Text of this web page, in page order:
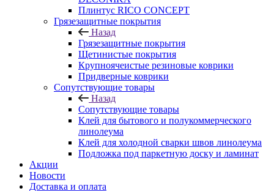
Плинтус RICO CONCEPT
Грязезащитные покрытия
Назад
Грязезащитные покрытия
Щетинистые покрытия
Крупноячеистые резиновые коврики
Придверные коврики
Сопутствующие товары
Назад
Сопутствующие товары
Клей для бытового и полукоммерческого
линолеума
Клей для холодной сварки швов линолеума
Подложка под паркетную доску и ламинат
Акции
Новости
Доставка и оплата